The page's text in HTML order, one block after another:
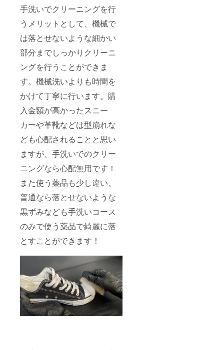
手洗いでクリーニングを行
うメリットとして、機械で
は落とせないような細かい
部分までしっかりクリーニ
ングを行うことができま
す。機械洗いよりも時間を
かけて丁寧に行います。購
入金額が高かったスニー
カーや革靴などは型崩れな
ども心配されることと思い
ますが、手洗いでのクリー
ニングなら心配無用です！
また使う薬品も少し違い、
普通なら落とせないような
黒ずみなども手洗いコース
のみで使う薬品で綺麗に落
とすことができます！